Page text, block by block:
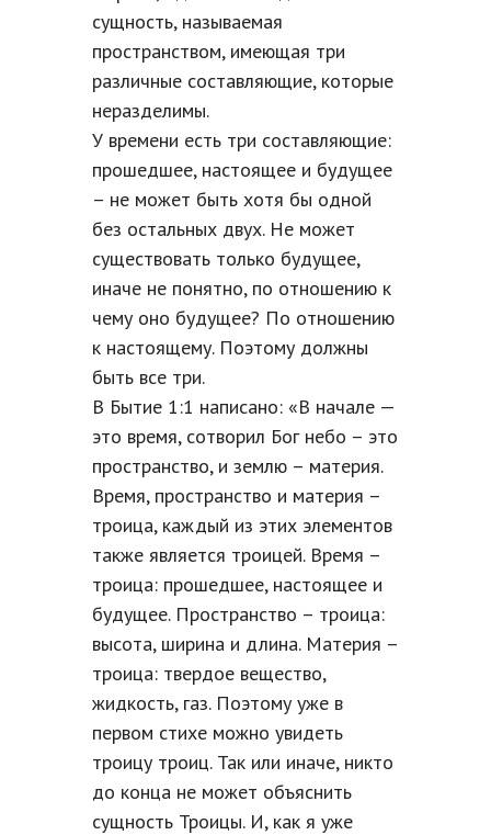
сущность, называемая
пространством, имеющая три
различные составляющие, которые
неразделимы.
У времени есть три составляющие:
прошедшее, настоящее и будущее
– не может быть хотя бы одной
без остальных двух. Не может
существовать только будущее,
иначе не понятно, по отношению к
чему оно будущее? По отношению
к настоящему. Поэтому должны
быть все три.
В Бытие 1:1 написано: «В начале —
это время, сотворил Бог небо – это
пространство, и землю – материя.
Время, пространство и материя –
троица, каждый из этих элементов
также является троицей. Время –
троица: прошедшее, настоящее и
будущее. Пространство – троица:
высота, ширина и длина. Материя –
троица: твердое вещество,
жидкость, газ. Поэтому уже в
первом стихе можно увидеть
троицу троиц. Так или иначе, никто
до конца не может объяснить
сущность Троицы. И, как я уже